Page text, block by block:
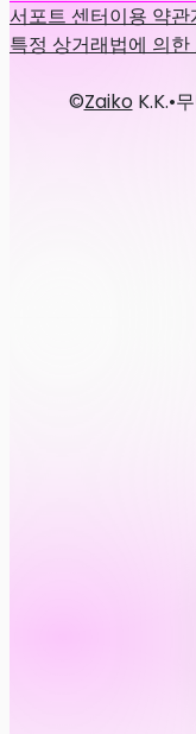
서포트 센터이용 약관
특정 상거래법에 의한
©ZaikoK.K.•